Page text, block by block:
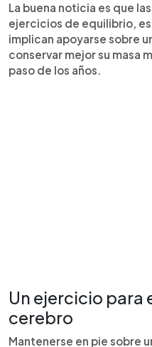
La buena noticia es que
ejercicios de equilibrio,
implican apoyarse sobre
conservar mejor su masa
paso de los años.
Un ejercicio para
cerebro
Mantenerse en pie sobre